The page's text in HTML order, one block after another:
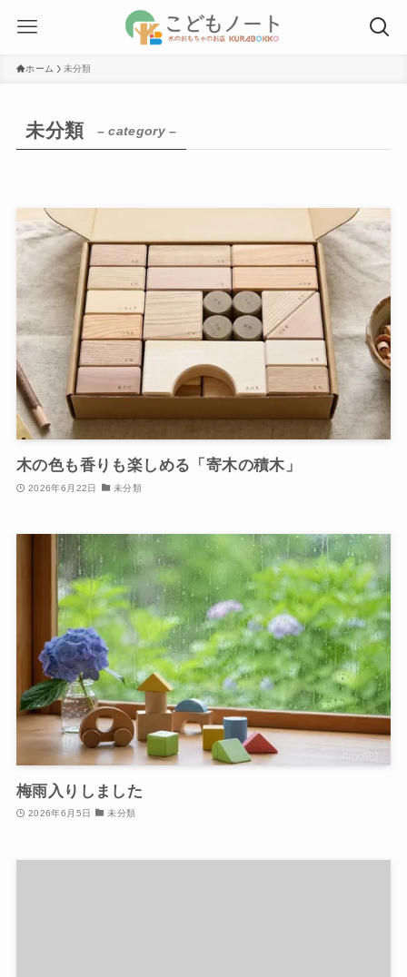
ホーム 未分類
未分類 – category –
木の色も香りも楽しめる「寄木の積木」
2026年6月22日 未分類
梅雨入りしました
2026年6月5日 未分類